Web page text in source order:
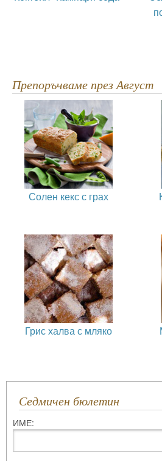
Препоръчваме през Август
Солен кекс с грах
Грис халва с мляко
Седмичен бюлетин
ИМЕ: